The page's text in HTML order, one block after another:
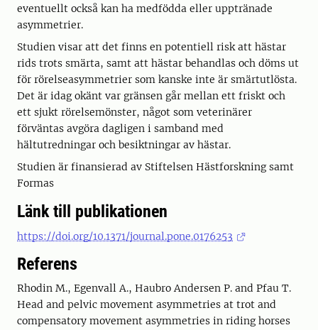
eventuellt också kan ha medfödda eller upptränade
asymmetrier.
Studien visar att det finns en potentiell risk att hästar
rids trots smärta, samt att hästar behandlas och döms ut
för rörelseasymmetrier som kanske inte är smärtutlösta.
Det är idag okänt var gränsen går mellan ett friskt och
ett sjukt rörelsemönster, något som veterinärer
förväntas avgöra dagligen i samband med
hältutredningar och besiktningar av hästar.
Studien är finansierad av Stiftelsen Hästforskning samt
Formas
Länk till publikationen
https://doi.org/10.1371/journal.pone.0176253
Referens
Rhodin M., Egenvall A., Haubro Andersen P. and Pfau T.
Head and pelvic movement asymmetries at trot and
compensatory movement asymmetries in riding horses